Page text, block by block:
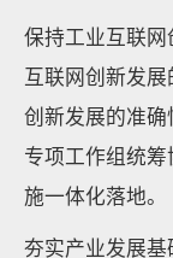
保持工业互联
互联网创新发
创新发展的准
专项工作组统
施一体化落地。
夯实产业发展